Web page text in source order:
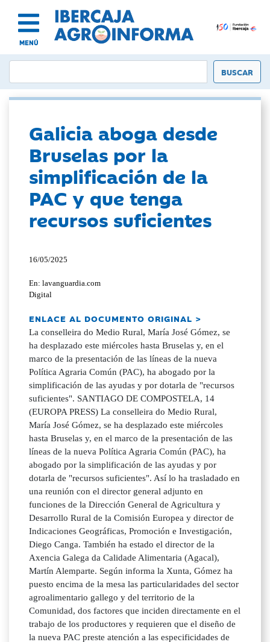
MENÚ
Galicia aboga desde
Bruselas por la
simplificación de la
PAC y que tenga
recursos suficientes
16/05/2025
En: lavanguardia.com
Digital
ENLACE AL DOCUMENTO ORIGINAL >
La conselleira do Medio Rural, María José Gómez, se
ha desplazado este miércoles hasta Bruselas y, en el
marco de la presentación de las líneas de la nueva
Política Agraria Común (PAC), ha abogado por la
simplificación de las ayudas y por dotarla de "recursos
suficientes". SANTIAGO DE COMPOSTELA, 14
(EUROPA PRESS) La conselleira do Medio Rural,
María José Gómez, se ha desplazado este miércoles
hasta Bruselas y, en el marco de la presentación de las
líneas de la nueva Política Agraria Común (PAC), ha
abogado por la simplificación de las ayudas y por
dotarla de "recursos suficientes". Así lo ha trasladado en
una reunión con el director general adjunto en
funciones de la Dirección General de Agricultura y
Desarrollo Rural de la Comisión Europea y director de
Indicaciones Geográficas, Promoción e Investigación,
Diego Canga. También ha estado el director de la
Axencia Galega da Calidade Alimentaria (Agacal),
Martín Alemparte. Según informa la Xunta, Gómez ha
puesto encima de la mesa las particularidades del sector
agroalimentario gallego y del territorio de la
Comunidad, dos factores que inciden directamente en el
trabajo de los productores y requieren que el diseño de
la nueva PAC preste atención a las especificidades de